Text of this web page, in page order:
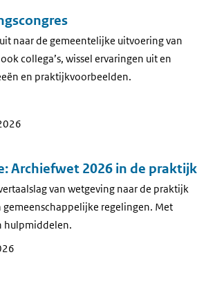
naar de gemeentelijke uitvoering van
collega’s, wissel ervaringen uit en
en praktijkvoorbeelden.
Archiefwet 2026 in de praktijk
van wetgeving naar de praktijk
gemeenschappelijke regelingen. Met
hulpmiddelen.